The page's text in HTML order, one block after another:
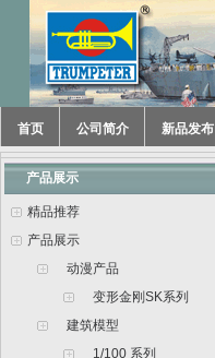
首页 公司简介 新品发布
产品展示
精品推荐
产品展示
动漫产品
变形金刚SK系列
建筑模型
1/100 系列